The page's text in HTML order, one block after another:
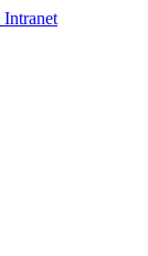
Intranet